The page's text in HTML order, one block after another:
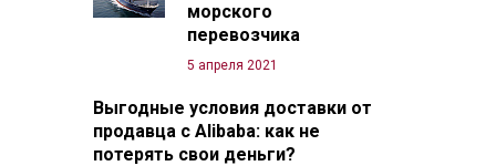
морского
перевозчика
5 апреля 2021
Выгодные условия доставки от
продавца с Alibaba: как не
потерять свои деньги?